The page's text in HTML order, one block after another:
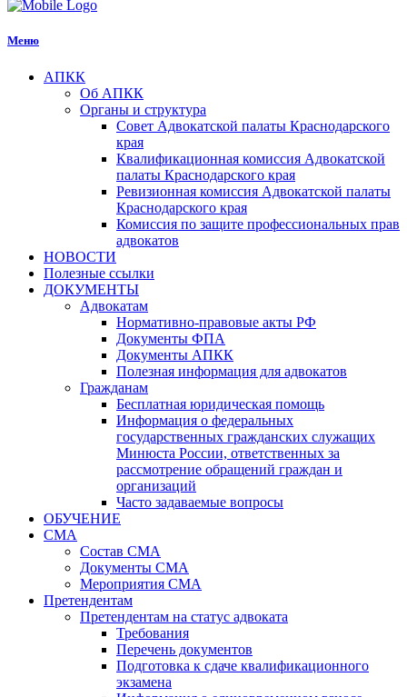
Меню
АПКК
Об АПКК
Органы и структура
Совет Адвокатской палаты Краснодарского
края
Квалификационная комиссия Адвокатской
палаты Краснодарского края
Ревизионная комиссия Адвокатской палаты
Краснодарского края
Комиссия по защите профессиональных прав
адвокатов
НОВОСТИ
Полезные ссылки
ДОКУМЕНТЫ
Адвокатам
Нормативно-правовые акты РФ
Документы ФПА
Документы АПКК
Полезная информация для адвокатов
Гражданам
Бесплатная юридическая помощь
Информация о федеральных
государственных гражданских служащих
Минюста России, ответственных за
рассмотрение обращений граждан и
организаций
Часто задаваемые вопросы
ОБУЧЕНИЕ
СМА
Состав СМА
Документы СМА
Мероприятия СМА
Претендентам
Претендентам на статус адвоката
Требования
Перечень документов
Подготовка к сдаче квалификационного
экзамена